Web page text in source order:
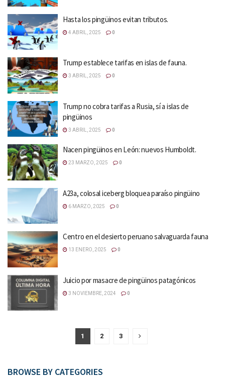
Hasta los pingüinos evitan tributos.
4 ABRIL, 2025 0
Trump establece tarifas en islas de fauna.
3 ABRIL, 2025 0
Trump no cobra tarifas a Rusia, sí a islas de
pingüinos
3 ABRIL, 2025 0
Nacen pingüinos en León: nuevos Humboldt.
23 MARZO, 2025 0
A23a, colosal iceberg bloquea paraíso pingüino
6 MARZO, 2025 0
Centro en el desierto peruano salvaguarda fauna
13 ENERO, 2025 0
Juicio por masacre de pingüinos patagónicos
3 NOVIEMBRE, 2024 0
1 2 3
BROWSE BY CATEGORIES